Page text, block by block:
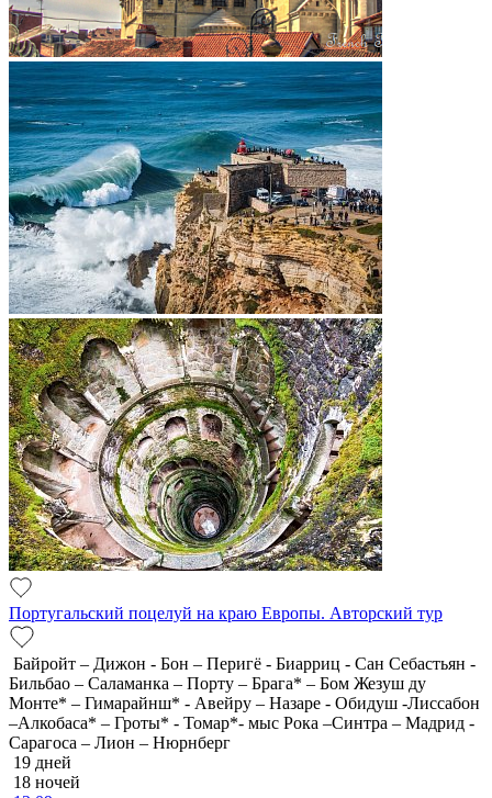
Португальский поцелуй на краю Европы. Авторский тур
Байройт – Дижон - Бон – Перигё - Биарриц - Сан Себастьян -
Бильбао – Саламанка – Порту – Брага* – Бом Жезуш ду
Монте* – Гимарайнш* - Авейру – Назаре - Обидуш -Лиссабон
–Алкобаса* – Гроты* - Томар*- мыс Рока –Синтра – Мадрид -
Сарагоса – Лион – Нюрнберг
19 дней
18 ночей